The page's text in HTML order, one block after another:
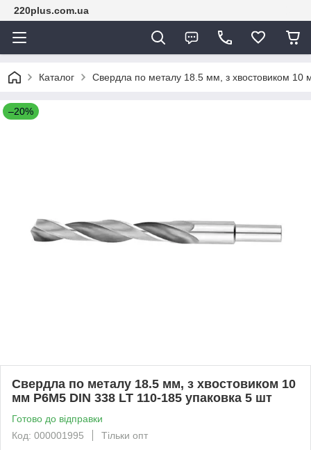
220plus.com.ua
Каталог Свердла по металу 18.5 мм, з хвостовиком 10
–20%
Свердла по металу 18.5 мм, з хвостовиком 10
мм P6M5 DIN 338 LT 110-185 упаковка 5 шт
Готово до відправки
Код: 000001995
Тільки опт